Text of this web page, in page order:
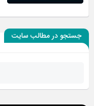
جستجو در مطالب سایت